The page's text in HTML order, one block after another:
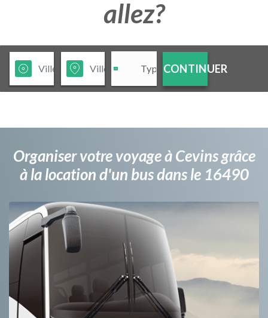
allez?
CONTINUER
Organiser votre voyage à Cevins grâce
à la location d'un bus dans le 16490